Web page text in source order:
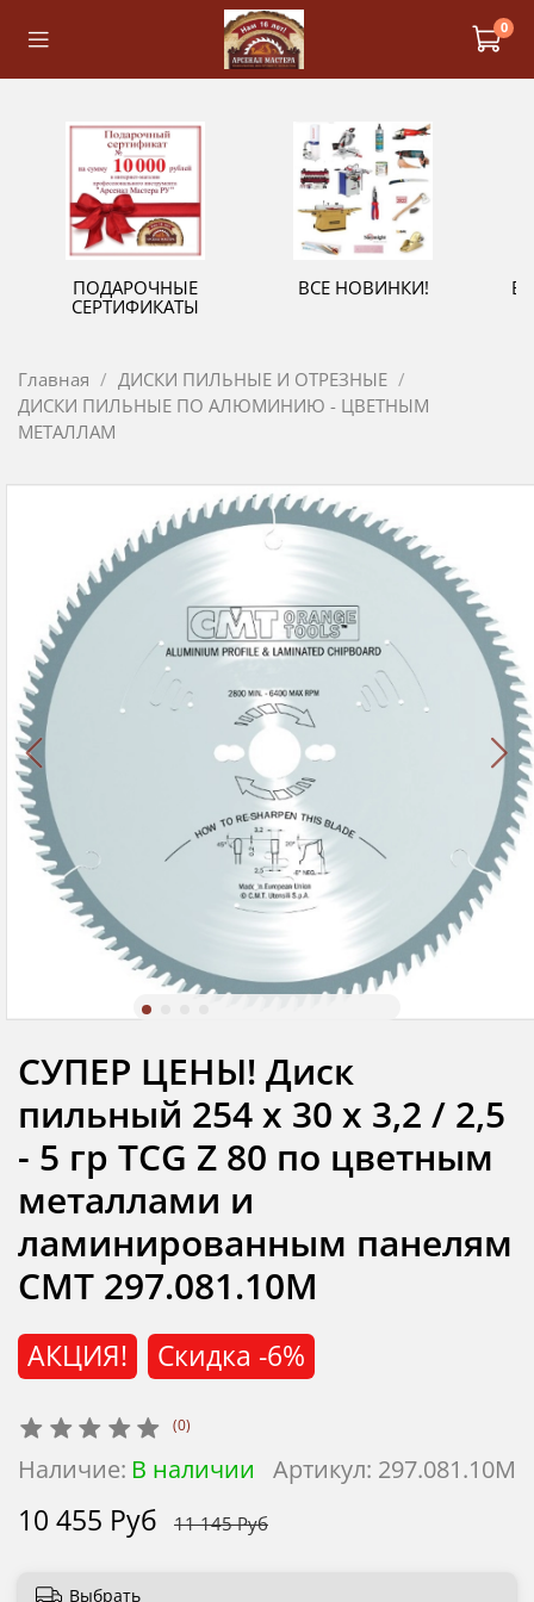
0
ПОДАРОЧНЫЕ
СЕРТИФИКАТЫ
ВСЕ НОВИНКИ!
Главная
ДИСКИ ПИЛЬНЫЕ И ОТРЕЗНЫЕ
ДИСКИ ПИЛЬНЫЕ ПО АЛЮМИНИЮ - ЦВЕТНЫМ
МЕТАЛЛАМ
(0)
Артикул: 297.081.10M
Наличие: В наличии
АКЦИЯ! Скидка -6%
СУПЕР ЦЕНЫ! Диск
пильный 254 x 30 x 3,2 / 2,5
- 5 гр TCG Z 80 по цветным
металлами и
ламинированным панелям
CMT 297.081.10M
10 455 Руб 11 145 Руб
Выбрать